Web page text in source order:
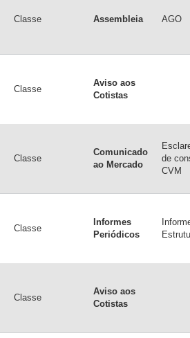
Classe Assembleia AGO
Classe
Aviso aos
Cotistas
Classe
Comunicado
ao Mercado
de
CVM
Classe
Informes
Periódicos
Classe
Aviso aos
Cotistas